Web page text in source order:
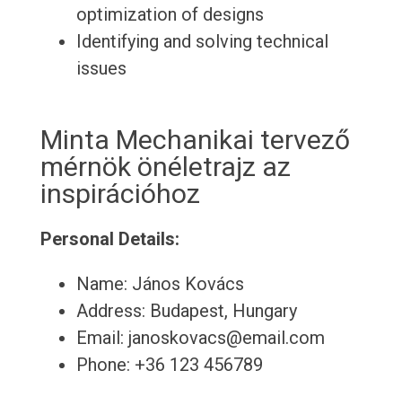
optimization of designs
Identifying and solving technical
issues
Minta Mechanikai tervező
mérnök önéletrajz az
inspirációhoz
Personal Details:
Name: János Kovács
Address: Budapest, Hungary
Email: janoskovacs@email.com
Phone: +36 123 456789